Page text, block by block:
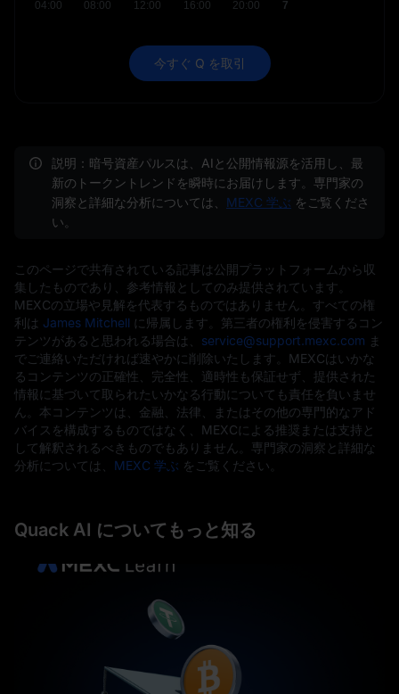
今すぐ Q を取引
説明：暗号資産パルスは、AIと公開情報源を活用し、最
新のトークントレンドを瞬時にお届けします。専門家の
洞察と詳細な分析については、 MEXC 学ぶ をご覧くださ
い。
このページで共有されている記事は公開プラットフォームから収
集したものであり、参考情報としてのみ提供されています。
MEXCの立場や見解を代表するものではありません。すべての権
利は James Mitchell に帰属します。第三者の権利を侵害するコン
テンツがあると思われる場合は、 service@support.mexc.com ま
でご連絡いただければ速やかに削除いたします。MEXCはいかな
るコンテンツの正確性、完全性、適時性も保証せず、提供された
情報に基づいて取られたいかなる行動についても責任を負いませ
ん。本コンテンツは、金融、法律、またはその他の専門的なアド
バイスを構成するものではなく、MEXCによる推奨または支持と
して解釈されるべきものでもありません。専門家の洞察と詳細な
分析については、 MEXC 学ぶ をご覧ください。
Quack AI についてもっと知る